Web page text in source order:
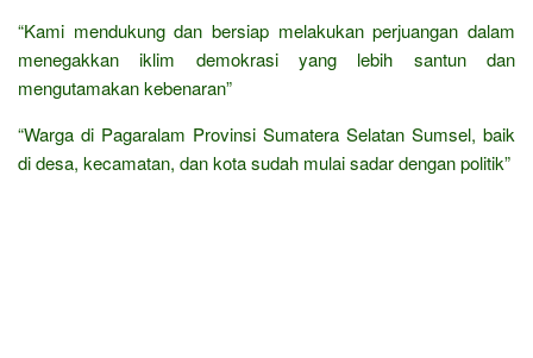
“Kami mendukung dan bersiap melakukan perjuangan dalam
menegakkan iklim demokrasi yang lebih santun dan
mengutamakan kebenaran”
“Warga di Pagaralam Provinsi Sumatera Selatan Sumsel, baik
di desa, kecamatan, dan kota sudah mulai sadar dengan politik”